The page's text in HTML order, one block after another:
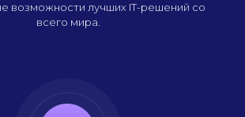
возможности лучших IT-решений со
всего мира.